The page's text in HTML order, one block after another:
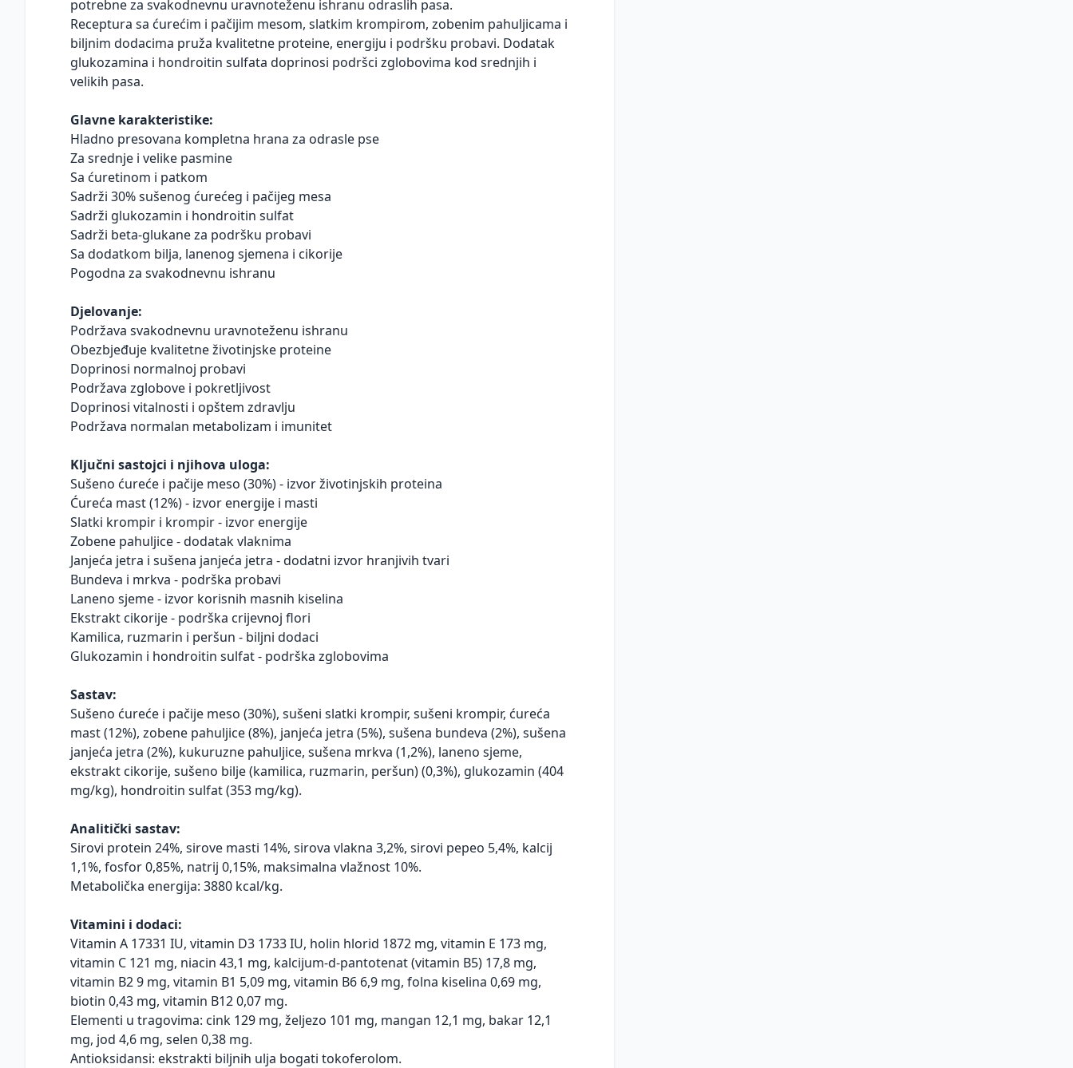
potrebne za svakodnevnu uravnoteženu ishranu odraslih pasa.
Receptura sa ćurećim i pačijim mesom, slatkim krompirom, zobenim pahuljicama i
biljnim dodacima pruža kvalitetne proteine, energiju i podršku probavi. Dodatak
glukozamina i hondroitin sulfata doprinosi podršci zglobovima kod srednjih i
velikih pasa.
Glavne karakteristike:
Hladno presovana kompletna hrana za odrasle pse
Za srednje i velike pasmine
Sa ćuretinom i patkom
Sadrži 30% sušenog ćurećeg i pačijeg mesa
Sadrži glukozamin i hondroitin sulfat
Sadrži beta-glukane za podršku probavi
Sa dodatkom bilja, lanenog sjemena i cikorije
Pogodna za svakodnevnu ishranu
Djelovanje:
Podržava svakodnevnu uravnoteženu ishranu
Obezbjeđuje kvalitetne životinjske proteine
Doprinosi normalnoj probavi
Podržava zglobove i pokretljivost
Doprinosi vitalnosti i opštem zdravlju
Podržava normalan metabolizam i imunitet
Ključni sastojci i njihova uloga:
Sušeno ćureće i pačije meso (30%) - izvor životinjskih proteina
Ćureća mast (12%) - izvor energije i masti
Slatki krompir i krompir - izvor energije
Zobene pahuljice - dodatak vlaknima
Janjeća jetra i sušena janjeća jetra - dodatni izvor hranjivih tvari
Bundeva i mrkva - podrška probavi
Laneno sjeme - izvor korisnih masnih kiselina
Ekstrakt cikorije - podrška crijevnoj flori
Kamilica, ruzmarin i peršun - biljni dodaci
Glukozamin i hondroitin sulfat - podrška zglobovima
Sastav:
Sušeno ćureće i pačije meso (30%), sušeni slatki krompir, sušeni krompir, ćureća
mast (12%), zobene pahuljice (8%), janjeća jetra (5%), sušena bundeva (2%), sušena
janjeća jetra (2%), kukuruzne pahuljice, sušena mrkva (1,2%), laneno sjeme,
ekstrakt cikorije, sušeno bilje (kamilica, ruzmarin, peršun) (0,3%), glukozamin (404
mg/kg), hondroitin sulfat (353 mg/kg).
Analitički sastav:
Sirovi protein 24%, sirove masti 14%, sirova vlakna 3,2%, sirovi pepeo 5,4%, kalcij
1,1%, fosfor 0,85%, natrij 0,15%, maksimalna vlažnost 10%.
Metabolička energija: 3880 kcal/kg.
Vitamini i dodaci:
Vitamin A 17331 IU, vitamin D3 1733 IU, holin hlorid 1872 mg, vitamin E 173 mg,
vitamin C 121 mg, niacin 43,1 mg, kalcijum-d-pantotenat (vitamin B5) 17,8 mg,
vitamin B2 9 mg, vitamin B1 5,09 mg, vitamin B6 6,9 mg, folna kiselina 0,69 mg,
biotin 0,43 mg, vitamin B12 0,07 mg.
Elementi u tragovima: cink 129 mg, željezo 101 mg, mangan 12,1 mg, bakar 12,1
mg, jod 4,6 mg, selen 0,38 mg.
Antioksidansi: ekstrakti biljnih ulja bogati tokoferolom.